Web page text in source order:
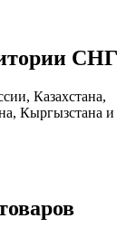
СНГ
Казахстана,
Кыргызстана и